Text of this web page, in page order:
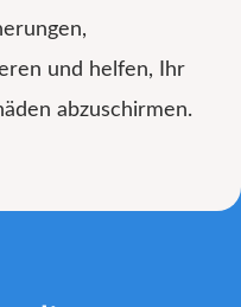
und helfen, Ihr
abzuschirmen.